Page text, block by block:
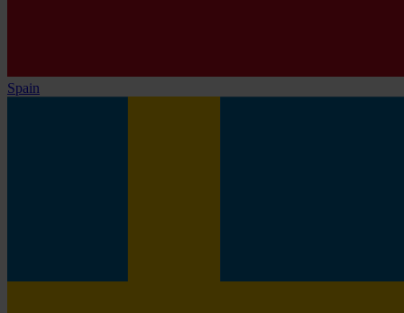
Spain